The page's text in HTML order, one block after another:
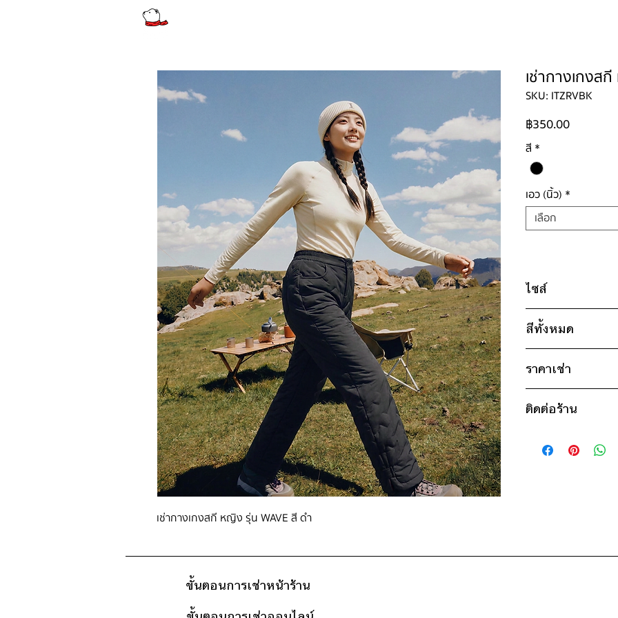
เช่ากางเกงสกี หญิง รุ่น WAVE สี ดำ
เช่ากางเกงส
SKU: ITZRVBK
฿350.00ราคา
สี *
เอว (นิ้ว) *
เลือก
ไซส์
ไซส์ : 170
เอว 28" / สะโพก
* สินค้าจริงอาจมีขน
สีทั้งหมด
ดำ
ราคาเช่า
ดูวิธีนับวันด้านล่าง
สอบถามราคา
ติดต่อร้าน
ดูแผนที่ร้าน
ขั้นตอนการเช่าหน้าร้าน